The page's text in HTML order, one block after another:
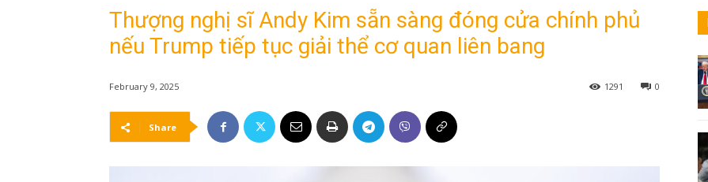
Thượng nghị sĩ Andy Kim sẵn sàng đóng cửa chính phủ
nếu Trump tiếp tục giải thể cơ quan liên bang
February 9, 2025 0
1291
Share